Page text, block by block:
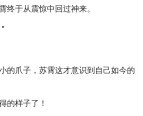
终于从震惊中回过神来。
的爪子，苏霄这才意识到自己如今的
的样子了！